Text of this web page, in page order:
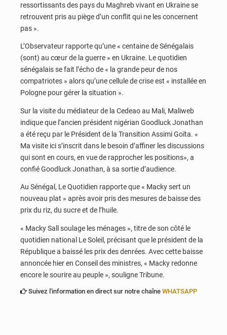
ressortissants des pays du Maghreb vivant en Ukraine se
retrouvent pris au piège d’un conflit qui ne les concernent
pas ».
L’Observateur rapporte qu’une « centaine de Sénégalais
(sont) au cœur de la guerre » en Ukraine. Le quotidien
sénégalais se fait l’écho de « la grande peur de nos
compatriotes » alors qu’une cellule de crise est « installée en
Pologne pour gérer la situation ».
Sur la visite du médiateur de la Cedeao au Mali, Maliweb
indique que l’ancien président nigérian Goodluck Jonathan
a été reçu par le Président de la Transition Assimi Goïta. «
Ma visite ici s’inscrit dans le besoin d’affiner les discussions
qui sont en cours, en vue de rapprocher les positions», a
confié Goodluck Jonathan, à sa sortie d’audience.
Au Sénégal, Le Quotidien rapporte que « Macky sert un
nouveau plat » après avoir pris des mesures de baisse des
prix du riz, du sucre et de l’huile.
« Macky Sall soulage les ménages », titre de son côté le
quotidien national Le Soleil, précisant que le président de la
République a baissé les prix des denrées. Avec cette baisse
annoncée hier en Conseil des ministres, « Macky redonne
encore le sourire au peuple », souligne Tribune.
Suivez l'information en direct sur notre chaîne WHATSAPP